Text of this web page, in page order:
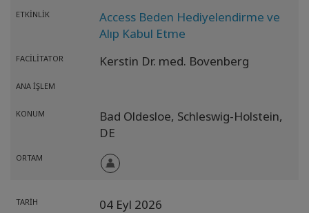
ETKINLIK
Access Beden Hediyelendirme ve
Alıp Kabul Etme
FACILITATOR Kerstin Dr. med. Bovenberg
ANA İŞLEM
KONUM Bad Oldesloe, Schleswig-Holstein,
DE
ORTAM
TARIH 04 Eyl 2026